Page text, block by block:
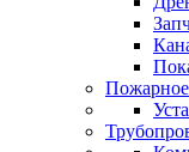
Пожарное